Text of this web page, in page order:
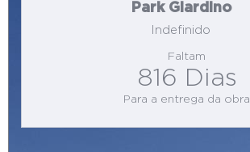
Park Giardino
Indefinido
Faltam
816 Dias
Para a entrega da obra